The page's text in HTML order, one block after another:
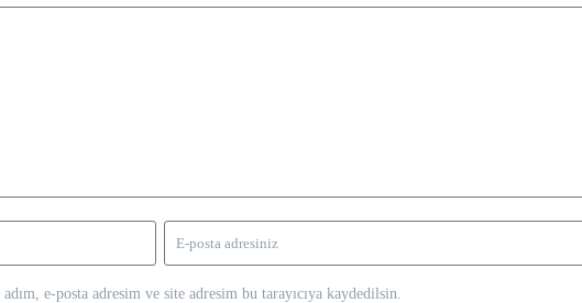
e-posta adresim ve site adresim bu tarayıcıya kaydedilsin.